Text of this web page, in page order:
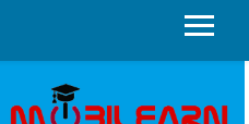
پرش به محتوای اصلی
پنل کناری